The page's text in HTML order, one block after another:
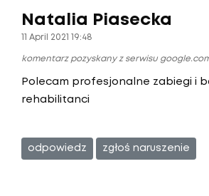
Natalia Piasecka
11 April 2021 19:48
komentarz pozyskany z serwisu
Polecam profesjonalne zabiegi i
rehabilitanci
odpowiedz zgłoś naruszenie